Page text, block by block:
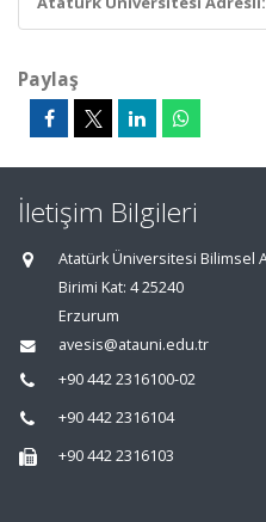
Paylaş
İletişim Bilgileri
Atatürk Üniversitesi Bilimsel
Birimi Kat: 4 25240
Erzurum
avesis@atauni.edu.tr
+90 442 2316100-02
+90 442 2316104
+90 442 2316103